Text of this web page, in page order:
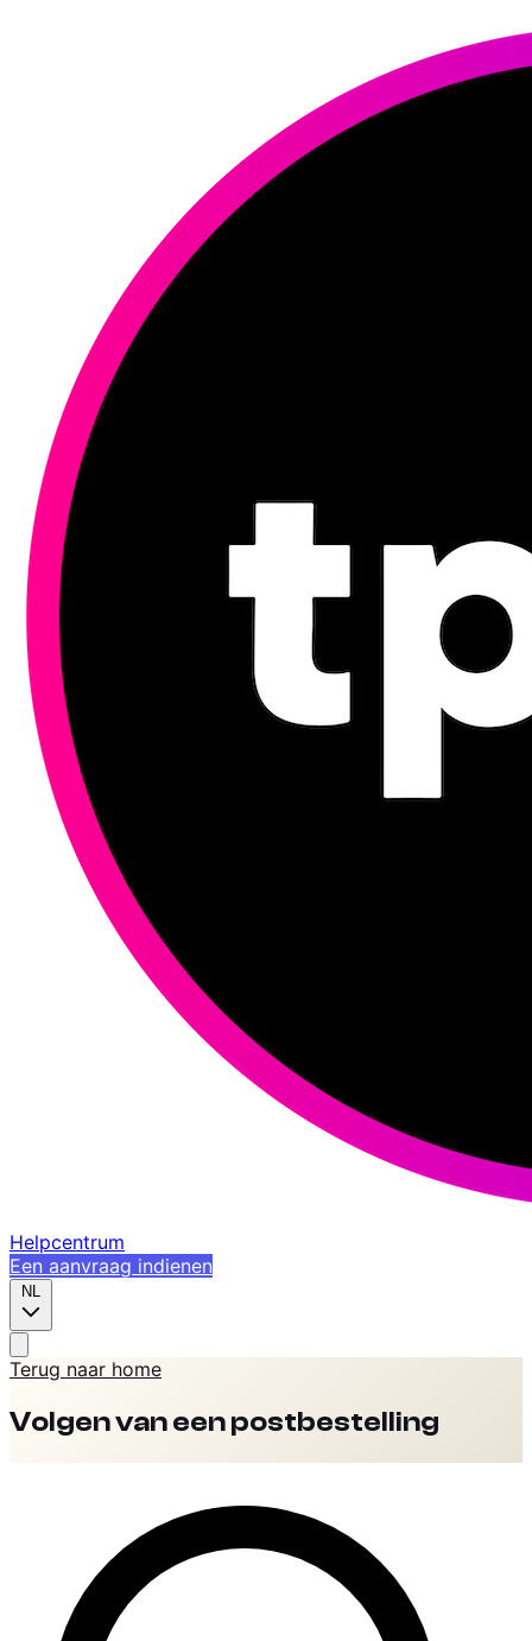
Helpcentrum
Een aanvraag indienen
NL
Terug naar home
Volgen van een postbestelling